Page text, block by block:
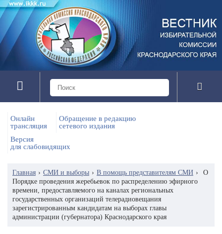
Онлайн
трансляция
Обращение в редакцию
сетевого издания
Версия
для слабовидящих
Главная › СМИ и выборы › В помощь представителям СМИ ›
О
Порядке проведения жеребьевок по распределению эфирного
времени, предоставляемого на каналах региональных
государственных организаций телерадиовещания
зарегистрированным кандидатам на выборах главы
администрации (губернатора) Краснодарского края